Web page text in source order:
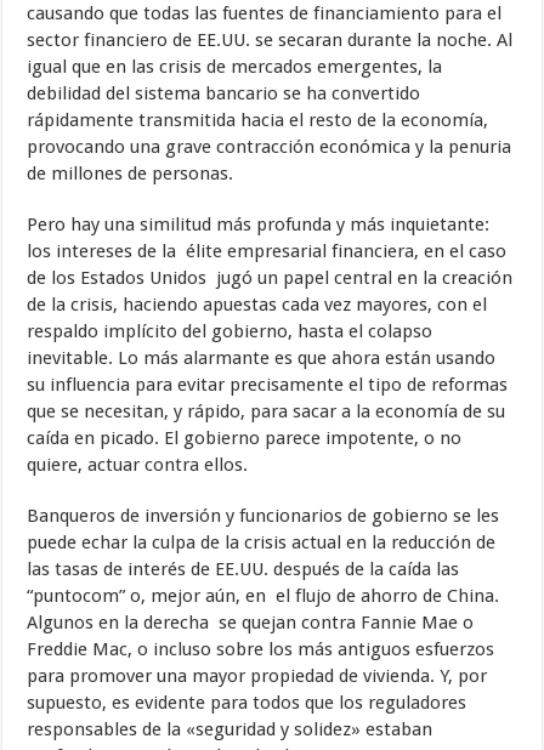
causando que todas las fuentes de financiamiento para el
sector financiero de EE.UU. se secaran durante la noche. Al
igual que en las crisis de mercados emergentes, la
debilidad del sistema bancario se ha convertido
rápidamente transmitida hacia el resto de la economía,
provocando una grave contracción económica y la penuria
de millones de personas.
Pero hay una similitud más profunda y más inquietante:
los intereses de la élite empresarial financiera, en el caso
de los Estados Unidos jugó un papel central en la creación
de la crisis, haciendo apuestas cada vez mayores, con el
respaldo implícito del gobierno, hasta el colapso
inevitable. Lo más alarmante es que ahora están usando
su influencia para evitar precisamente el tipo de reformas
que se necesitan, y rápido, para sacar a la economía de su
caída en picado. El gobierno parece impotente, o no
quiere, actuar contra ellos.
Banqueros de inversión y funcionarios de gobierno se les
puede echar la culpa de la crisis actual en la reducción de
las tasas de interés de EE.UU. después de la caída las
“puntocom” o, mejor aún, en el flujo de ahorro de China.
Algunos en la derecha se quejan contra Fannie Mae o
Freddie Mac, o incluso sobre los más antiguos esfuerzos
para promover una mayor propiedad de vivienda. Y, por
supuesto, es evidente para todos que los reguladores
responsables de la «seguridad y solidez» estaban